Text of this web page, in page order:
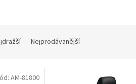
Nejprodávanější
AM-81800